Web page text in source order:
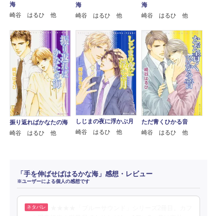
海
崎谷 はるひ 他
海
崎谷 はるひ 他
海
崎谷 はるひ 他
振り返ればかなたの海
崎谷 はるひ 他
しじまの夜に浮かぶ月
崎谷 はるひ 他
ただ青くひかる音
崎谷 はるひ 他
「手を伸ばせばはるかな海」感想・レビュー
※ユーザーによる個人の感想です